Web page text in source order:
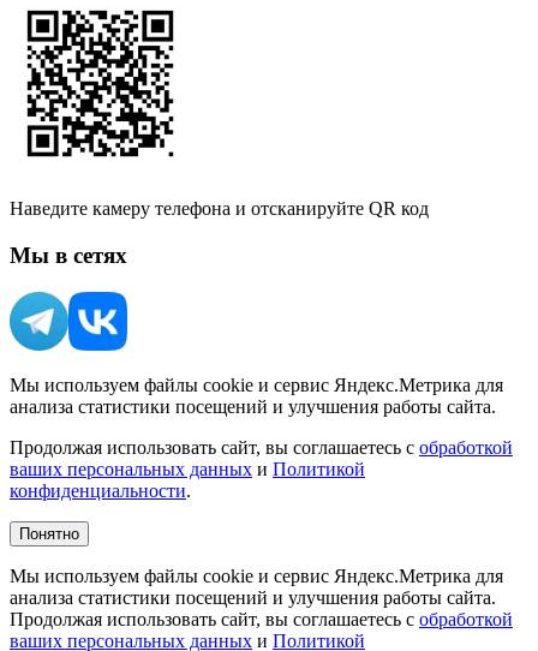
Наведите камеру телефона и отсканируйте QR код
Мы в сетях
Мы используем файлы cookie и сервис Яндекс.Метрика для
анализа статистики посещений и улучшения работы сайта.
Продолжая использовать сайт, вы соглашаетесь с обработкой
ваших персональных данных и Политикой
конфиденциальности.
Понятно
Мы используем файлы cookie и сервис Яндекс.Метрика для
анализа статистики посещений и улучшения работы сайта.
Продолжая использовать сайт, вы соглашаетесь с обработкой
ваших персональных данных и Политикой